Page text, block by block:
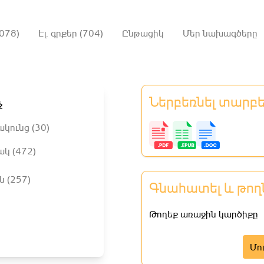
Էլ. գրքեր (704) Ընթացիկ Մեր նախագծերը
(30)
(472)
(257)
Ներբեռնել
Գնահատել և
Թողեք առաջին կարծիքը